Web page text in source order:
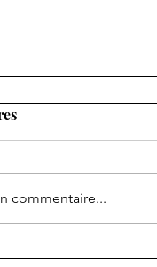
commentaire...